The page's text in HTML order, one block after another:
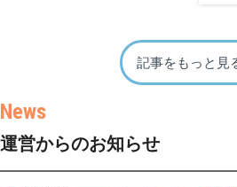
記事をもっと見
運営からのお知らせ